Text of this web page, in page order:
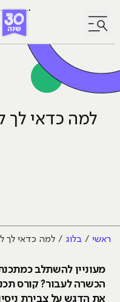
לחץ לפתיחת/סגירת
למה כדאי לך
ראשי בלוג למה כדאי לך
מעוניין להשתלב
הכשרה לעבור? קורס
את הדגש על צבירת